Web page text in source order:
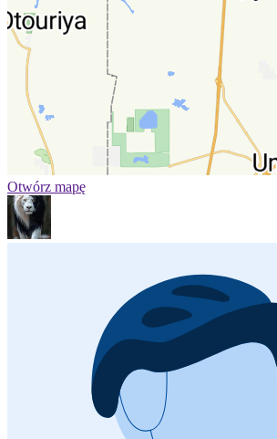
Otwórz mapę